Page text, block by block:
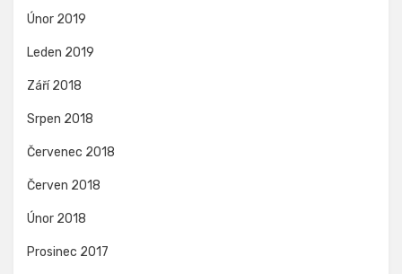
Únor 2019
Leden 2019
Září 2018
Srpen 2018
Červenec 2018
Červen 2018
Únor 2018
Prosinec 2017